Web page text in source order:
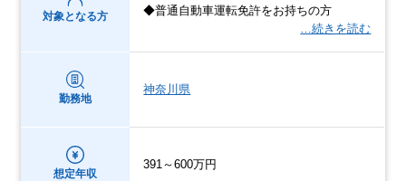
対象となる方
◆普通自動車運転免許をお持ちの方
…続きを読む
勤務地
神奈川県
想定年収
391～600万円